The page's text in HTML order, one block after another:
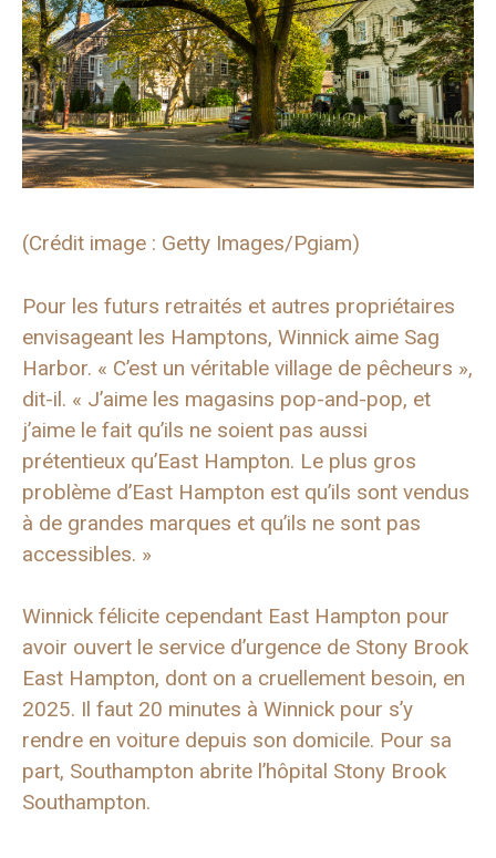
(Crédit image : Getty Images/Pgiam)
Pour les futurs retraités et autres propriétaires
envisageant les Hamptons, Winnick aime Sag
Harbor. « C’est un véritable village de pêcheurs »,
dit-il. « J’aime les magasins pop-and-pop, et
j’aime le fait qu’ils ne soient pas aussi
prétentieux qu’East Hampton. Le plus gros
problème d’East Hampton est qu’ils sont vendus
à de grandes marques et qu’ils ne sont pas
accessibles. »
Winnick félicite cependant East Hampton pour
avoir ouvert le service d’urgence de Stony Brook
East Hampton, dont on a cruellement besoin, en
2025. Il faut 20 minutes à Winnick pour s’y
rendre en voiture depuis son domicile. Pour sa
part, Southampton abrite l’hôpital Stony Brook
Southampton.